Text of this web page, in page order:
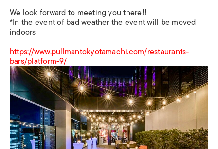
We look forward to meeting you there!!
*In the event of bad weather the event will be moved
indoors
https://www.pullmantokyotamachi.com/restaurants-
bars/platform-9/